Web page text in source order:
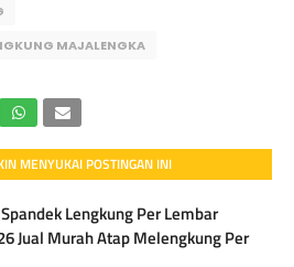
MAJALENGKA
MENYUKAI POSTINGAN INI
Lengkung Per Lembar
Jual Murah Atap Melengkung Per